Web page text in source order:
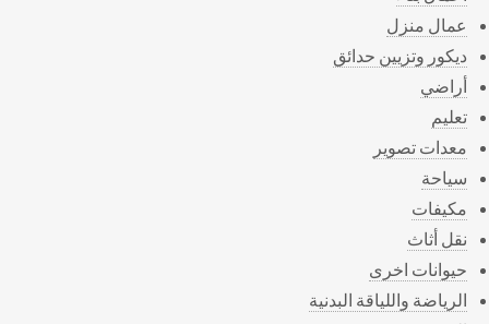
عمال منزل
ديكور وتزيين حدائق
أراضي
تعليم
معدات تصوير
سياحة
مكيفات
نقل أثاث
حيوانات اخرى
الرياضة واللياقة البدنية